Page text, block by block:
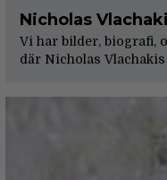
Nicholas
Vi har bilder, biografi,
där Nicholas